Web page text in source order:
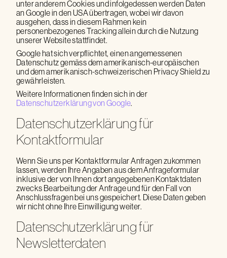
unter anderem Cookies und infolgedessen werden Daten
an Google in den USA übertragen, wobei wir davon
ausgehen, dass in diesem Rahmen kein
personenbezogenes Tracking allein durch die Nutzung
unserer Website stattfindet.
Google hat sich verpflichtet, einen angemessenen
Datenschutz gemäss dem amerikanisch-europäischen
und dem amerikanisch-schweizerischen Privacy Shield zu
gewährleisten.
Weitere Informationen finden sich in der
Datenschutzerklärung von Google.
Datenschutzerklärung für
Kontaktformular
Wenn Sie uns per Kontaktformular Anfragen zukommen
lassen, werden Ihre Angaben aus dem Anfrageformular
inklusive der von Ihnen dort angegebenen Kontaktdaten
zwecks Bearbeitung der Anfrage und für den Fall von
Anschlussfragen bei uns gespeichert. Diese Daten geben
wir nicht ohne Ihre Einwilligung weiter.
Datenschutzerklärung für
Newsletterdaten